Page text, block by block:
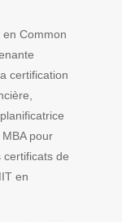
Common
certification
pour
certificats de
en